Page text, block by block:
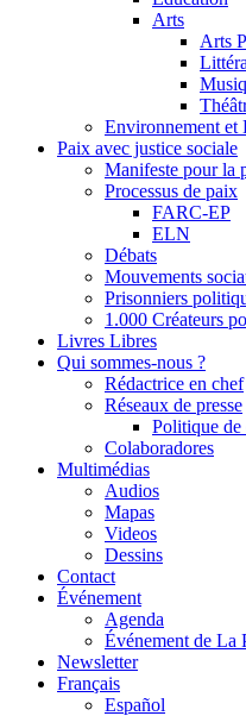
Arts
Arts
Environnement et
Paix avec justice sociale
Manifeste pour la
Processus de paix
FARC-EP
ELN
Débats
Mouvements
Prisonniers
1.000 Créateurs
Livres Libres
Qui sommes-nous ?
Rédactrice en chef
Réseaux de presse
Politique
Colaboradores
Multimédias
Audios
Mapas
Videos
Dessins
Contact
Événement
Agenda
Événement de La
Newsletter
Français
Español